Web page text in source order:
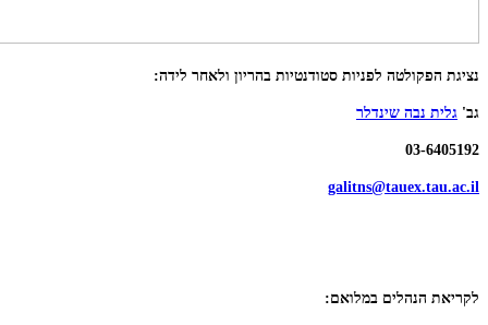
נציגת הפקולטה לפניות סטודנטיות בהריון ולאחר לידה:
גב' גלית נבה שינדלר
03-6405192
galitns@tauex.tau.ac.il
לקריאת הנהלים במלואם: